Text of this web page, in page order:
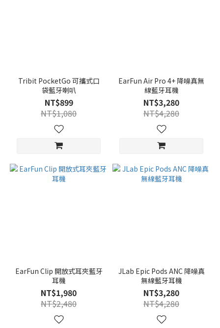
Tribit PocketGo 可攜式口
袋藍牙喇叭
NT$899
NT$1,080
EarFun Air Pro 4+ 降噪真無
線藍牙耳機
NT$3,280
NT$4,280
EarFun Clip 開放式耳夾藍牙
耳機
NT$1,980
NT$2,480
JLab Epic Pods ANC 降噪真
無線藍牙耳機
NT$3,280
NT$4,280